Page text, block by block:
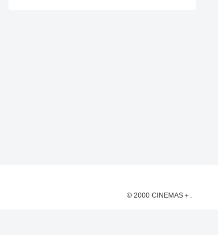
© 2000 CINEMAS＋.